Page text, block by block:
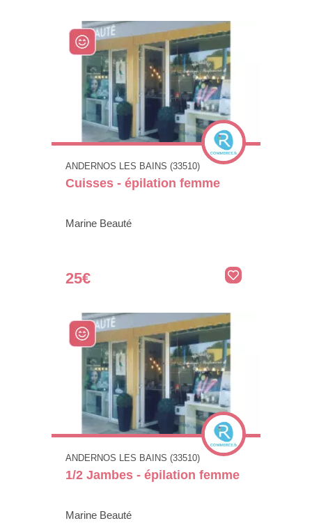
ANDERNOS LES BAINS (33510)
Cuisses - épilation femme
Marine Beauté
25€
ANDERNOS LES BAINS (33510)
1/2 Jambes - épilation femme
Marine Beauté